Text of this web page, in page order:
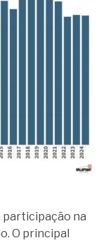
participação na
O principal